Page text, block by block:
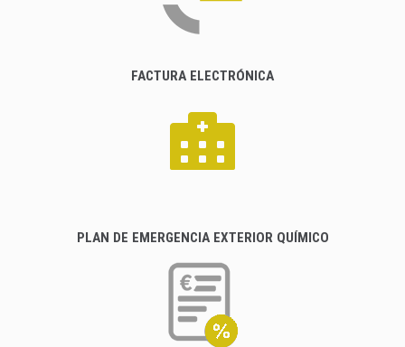
FACTURA ELECTRÓNICA
PLAN DE EMERGENCIA EXTERIOR QUÍMICO